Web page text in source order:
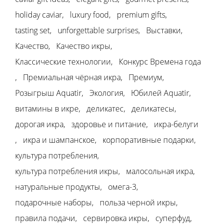
holiday caviar
luxury food
premium gifts
tasting set
unforgettable surprises
Выставки
Качество
Качество икры
Классические технологии
Конкурс Времена года
Премиальная чёрная икра
Премиум
Розыгрыш Aquatir
Экология
Юбилей Aquatir
витамины в икре
деликатес
деликатесы
дорогая икра
здоровье и питание
икра-белуги
икра и шампанское
корпоративные подарки
культура потребления
культура потребления икры
малосольная икра
натуральные продукты
омега-3
подарочные наборы
польза черной икры
правила подачи
сервировка икры
суперфуд